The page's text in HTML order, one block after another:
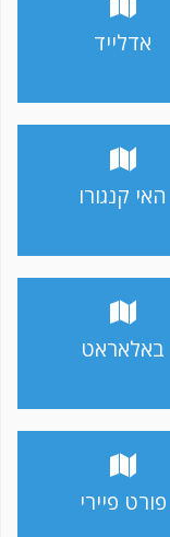
אדלייד
האי קנגורו
באלאראט
פורט פיירי